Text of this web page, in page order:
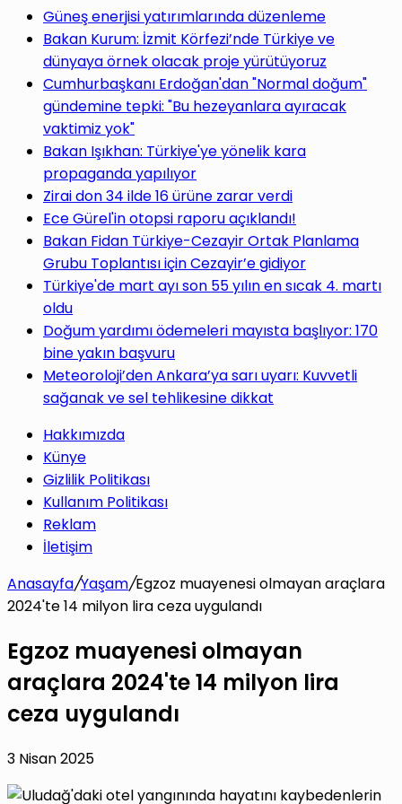
Güneş enerjisi yatırımlarında düzenleme
Bakan Kurum: İzmit Körfezi’nde Türkiye ve
dünyaya örnek olacak proje yürütüyoruz
Cumhurbaşkanı Erdoğan'dan "Normal doğum"
gündemine tepki: "Bu hezeyanlara ayıracak
vaktimiz yok"
Bakan Işıkhan: Türkiye'ye yönelik kara
propaganda yapılıyor
Zirai don 34 ilde 16 ürüne zarar verdi
Ece Gürel'in otopsi raporu açıklandı!
Bakan Fidan Türkiye-Cezayir Ortak Planlama
Grubu Toplantısı için Cezayir’e gidiyor
Türkiye'de mart ayı son 55 yılın en sıcak 4. martı
oldu
Doğum yardımı ödemeleri mayısta başlıyor: 170
bine yakın başvuru
Meteoroloji’den Ankara’ya sarı uyarı: Kuvvetli
sağanak ve sel tehlikesine dikkat
Hakkımızda
Künye
Gizlilik Politikası
Kullanım Politikası
Reklam
İletişim
Anasayfa/Yaşam/Egzoz muayenesi olmayan araçlara
2024'te 14 milyon lira ceza uygulandı
Egzoz muayenesi olmayan
araçlara 2024'te 14 milyon lira
ceza uygulandı
3 Nisan 2025